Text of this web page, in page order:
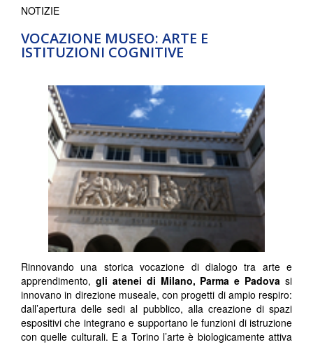
VOCAZIONE MUSEO: ARTE E
ISTITUZIONI COGNITIVE
NOTIZIE
Rinnovando una storica vocazione di dialogo tra arte e
apprendimento, gli atenei di Milano, Parma e Padova si
innovano in direzione museale, con progetti di ampio respiro:
dall’apertura delle sedi al pubblico, alla creazione di spazi
espositivi che integrano e supportano le funzioni di istruzione
con quelle culturali. E a Torino l’arte è biologicamente attiva